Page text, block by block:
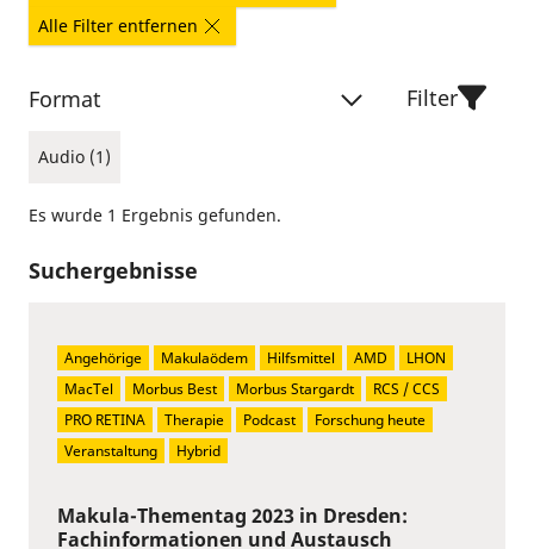
Alle Filter entfernen
Format
Audio (1)
Filter
Es wurde 1 Ergebnis gefunden.
Suchergebnisse
Makula-Thementag 2023 in Dresden:
Fachinformationen und Austausch
Angehörige Makulaödem Hilfsmittel AMD
LHON
MacTel
Morbus Best Morbus Stargardt
RCS / CCS
PRO RETINA
Therapie Podcast
Forschung heute
Veranstaltung
Hybrid